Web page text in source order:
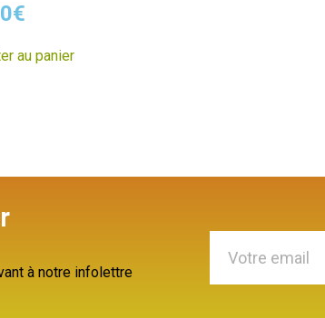
€
au panier
à notre infolettre